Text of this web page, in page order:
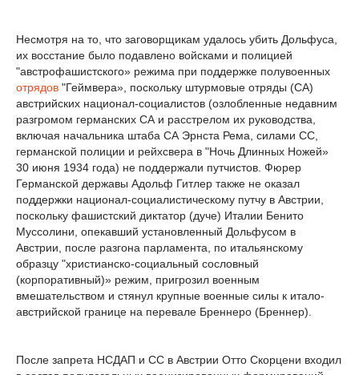
Несмотря на то, что заговорщикам удалось убить Дольфуса,
их восстание было подавлено войсками и полицией
"австрофашистского» режима при поддержке полувоенных
отрядов "Геймвера», поскольку штурмовые отряды (СА)
австрийских национал-социалистов (озлобленные недавним
разгромом германских СА и расстрелом их руководства,
включая начальника штаба СА Эрнста Рема, силами СС,
германской полиции и рейхсвера в "Ночь Длинных Ножей»
30 июня 1934 года) не поддержали путчистов. Фюрер
Германской державы Адольф Гитлер также не оказал
поддержки национал-социалистическому путчу в Австрии,
поскольку фашистский диктатор (дуче) Италии Бенито
Муссолини, опекавший установленный Дольфусом в
Австрии, после разгона парламента, по итальянскому
образцу "христианско-социальный сословный
(корпоративный)» режим, пригрозил военным
вмешательством и стянул крупные военные силы к итало-
австрийской границе на перевале Бреннеро (Бреннер).
После запрета НСДАП и СС в Австрии Отто Скорцени входил